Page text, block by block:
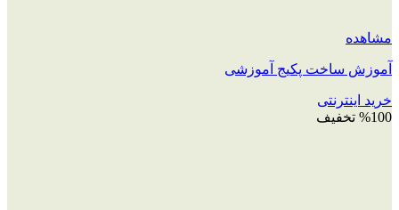
مشاهده
آموزش ساخت پکیج آموزشی
خرید اینترنتی
%100 تخفیف